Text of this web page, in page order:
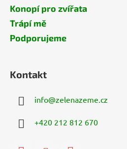
Konopí pro zvířata
Trápí mě
Podporujeme
Kontakt
info@zelenazeme.cz
+420 212 812 670